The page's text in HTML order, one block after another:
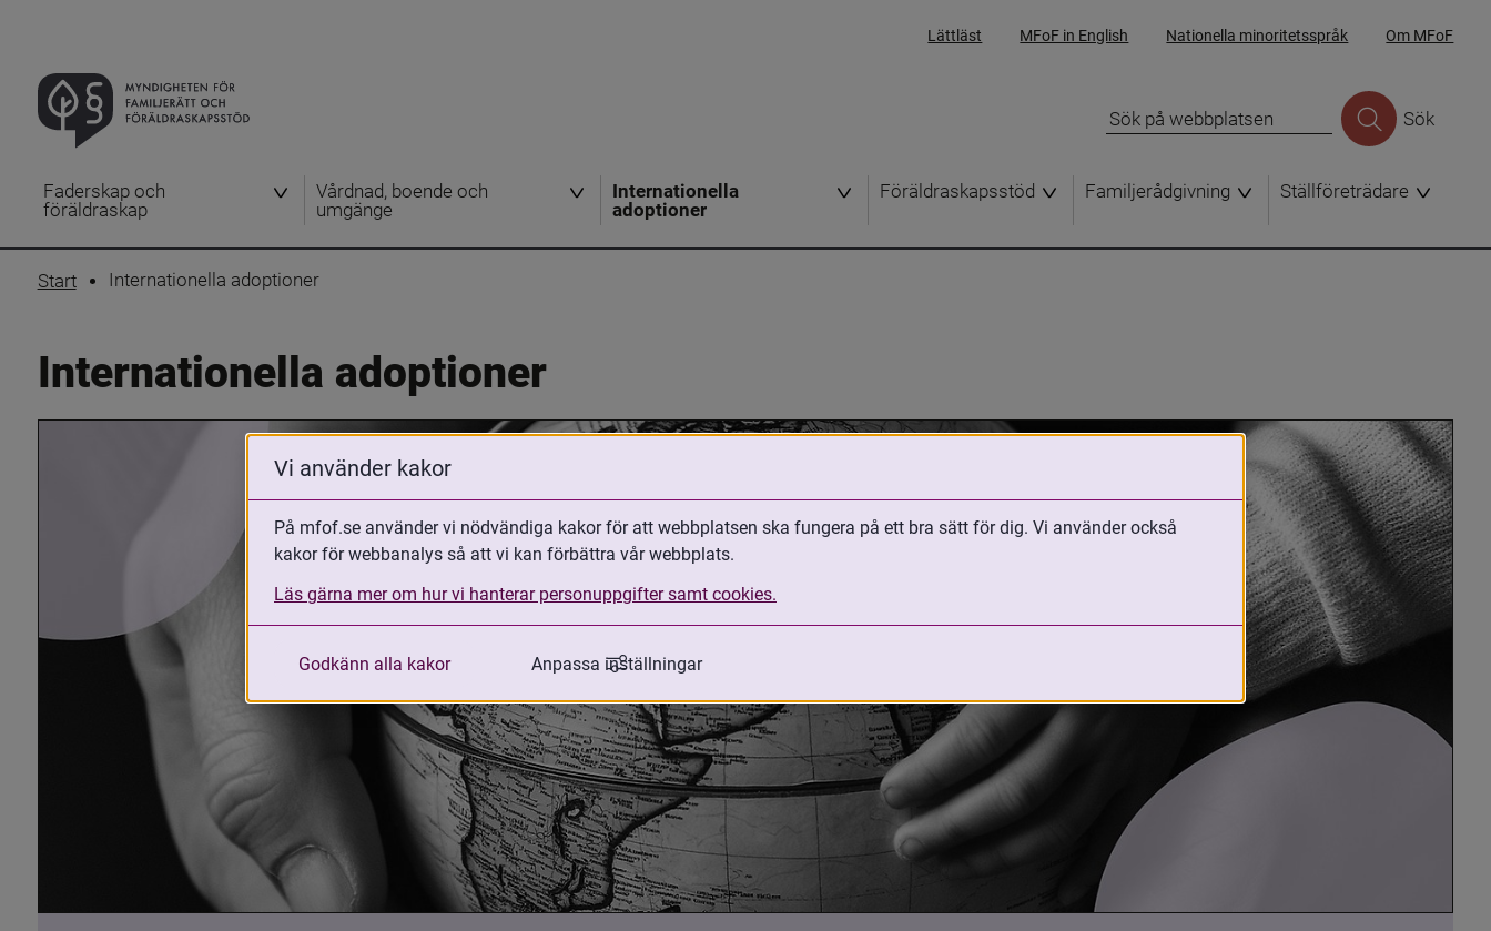
Lättläst MFoF in English Nationella minoritetsspråk Om MFoF
Sök
Faderskap och
föräldraskap
Vårdnad, boende och
umgänge
Internationella
adoptioner
Föräldraskapsstöd Familjerådgivning Ställföreträdare
Start Internationella adoptioner
Internationella adoptioner
Vi använder kakor
På mfof.se använder vi nödvändiga kakor för att webbplatsen ska fungera på ett bra sätt för dig. Vi använder också
kakor för webbanalys så att vi kan förbättra vår webbplats.
Läs gärna mer om hur vi hanterar personuppgifter samt cookies.
Godkänn alla kakor Anpassa inställningar